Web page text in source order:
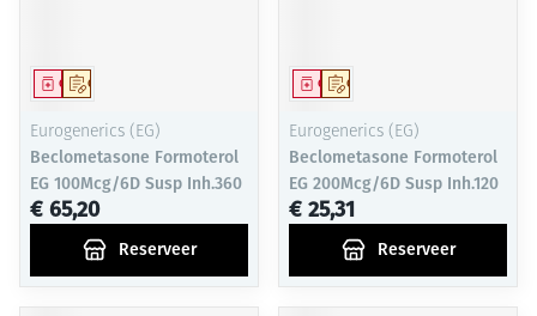
Op voorschrift
Geneesmiddel
Eurogenerics (EG)
Beclometasone Formoterol
EG 100Mcg/6D Susp Inh.360
€ 65,20
Reserveer
Op voorschrift
Geneesmiddel
Eurogenerics (EG)
Beclometasone Formoterol
EG 200Mcg/6D Susp Inh.120
€ 25,31
Reserveer